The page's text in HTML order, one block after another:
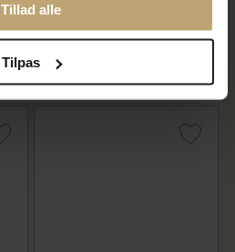
Tillad alle
Tilpas
1.240,00 kr
992,00 kr